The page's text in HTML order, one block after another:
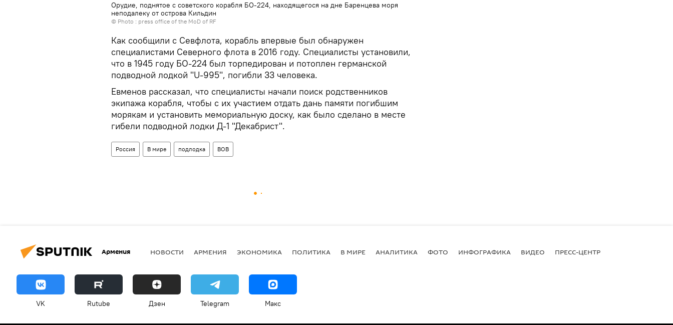
Орудие, поднятое с советского корабля БО-224, находящегося на дне Баренцева моря
неподалеку от острова Кильдин
© Photo : press office of the MoD of RF
Как сообщили с Севфлота, корабль впервые был обнаружен
специалистами Северного флота в 2016 году. Специалисты установили,
что в 1945 году БО-224 был торпедирован и потоплен германской
подводной лодкой "U-995", погибли 33 человека.
Евменов рассказал, что специалисты начали поиск родственников
экипажа корабля, чтобы с их участием отдать дань памяти погибшим
морякам и установить мемориальную доску, как было сделано в месте
гибели подводной лодки Д-1 "Декабрист".
Россия В мире подлодка ВОВ
Армения НОВОСТИ АРМЕНИЯ ЭКОНОМИКА ПОЛИТИКА В МИРЕ АНАЛИТИКА ФОТО ИНФОГРАФИКА ВИДЕО ПРЕСС-ЦЕНТР
VK Rutube Дзен Telegram Макс